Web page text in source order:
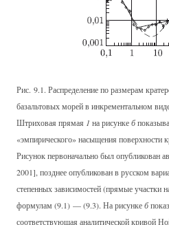
Рис. 9.1. Распределение по размерам
базальтовых морей в инкрементальном
Штриховая прямая 1 на рисункеб
«эмпирического» насыщения поверхности
Рисунок первоначально был опубликован
2001], позднее опубликован в русском
степенных зависимостей (прямые участки
формулам (9.1) — (9.3). На рисункеб
соответствующая аналитической кривой